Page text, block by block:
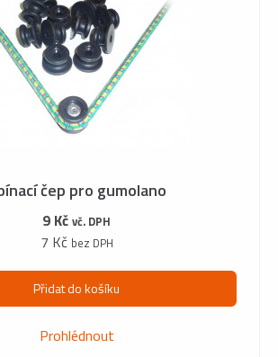
čep pro gumolano
9 Kč vč. DPH
7 Kč bez DPH
Přidat do košíku
Prohlédnout